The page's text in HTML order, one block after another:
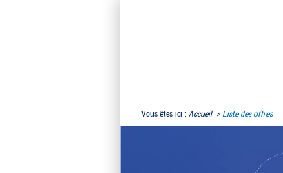
Vous êtes ici : Accueil Liste des offres